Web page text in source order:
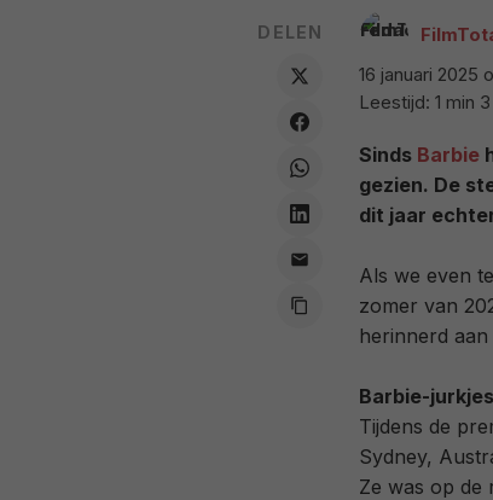
16 januari 2025
Leestijd: 1 min
Sinds Barbie
gezien. De
dit jaar
Als we even
zomer van
herinnerd
Barbie-jurkjes
Tijdens de
Sydney,
Ze was op de
DELEN